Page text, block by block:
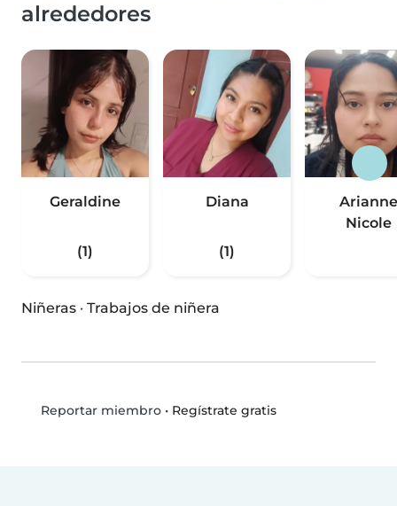
alrededores
Geraldine
(1)
Diana
(1)
Arianne
Nicole
Niñeras · Trabajos de niñera
Reportar miembro• Regístrate gratis